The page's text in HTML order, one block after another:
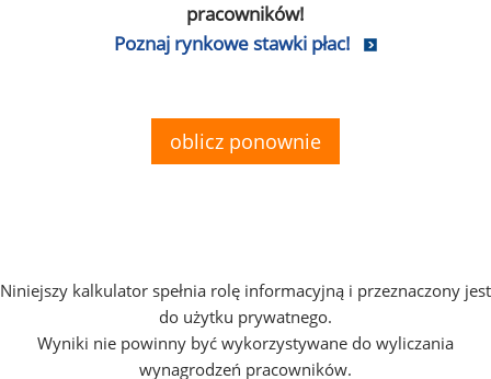
pracowników!
Poznaj rynkowe stawki płac!
oblicz ponownie
Niniejszy kalkulator spełnia rolę informacyjną i przeznaczony jest
do użytku prywatnego.
Wyniki nie powinny być wykorzystywane do wyliczania
wynagrodzeń pracowników.